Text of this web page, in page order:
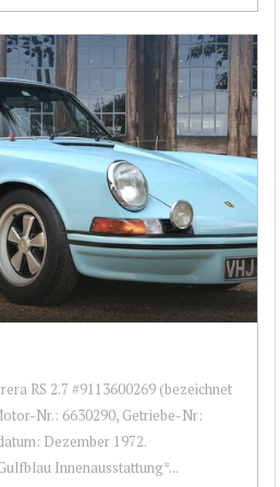
RS 2.7 #9113600269 (bezeichnet
Nr.: 6630290, Getriebe-Nr:
Dezember 1972.
Innenausstattung*...